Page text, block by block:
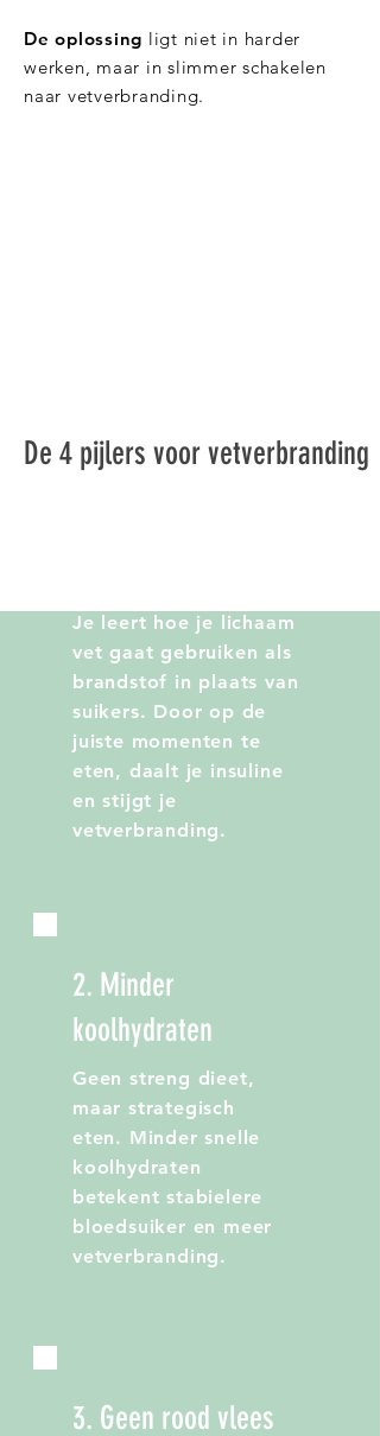
De oplossing ligt niet in harder
werken, maar in slimmer schakelen
naar vetverbranding.
De 4 pijlers voor vetverbranding
2. Minder
koolhydraten
Geen streng dieet,
maar strategisch
eten. Minder snelle
koolhydraten
betekent stabielere
bloedsuiker en meer
vetverbranding.
3. Geen rood vlees
Je leert hoe je lichaam
vet gaat gebruiken als
brandstof in plaats van
suikers. Door op de
juiste momenten te
eten, daalt je insuline
en stijgt je
vetverbranding.